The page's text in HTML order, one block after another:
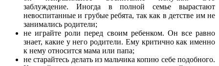
заблуждение. Иногда в полной семье вырастают
невоспитанные и грубые ребята, так как в детстве им не
занимались родители;
не играйте роли перед своим ребенком. Он все равно
знает, какие у него родители. Ему критично как именно
к нему относится мама или папа;
не старайтесь делать из мальчика копию себе подобного.